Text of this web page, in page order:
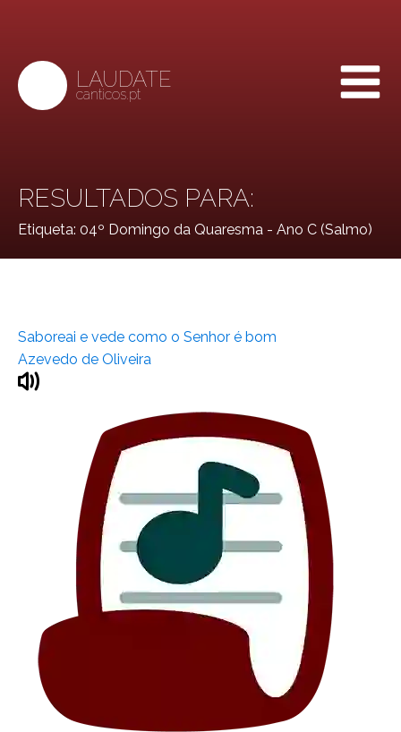
LAUDATE
canticos.pt
RESULTADOS PARA:
Etiqueta: 04º Domingo da Quaresma - Ano C (Salmo)
Saboreai e vede como o Senhor é bom
Azevedo de Oliveira